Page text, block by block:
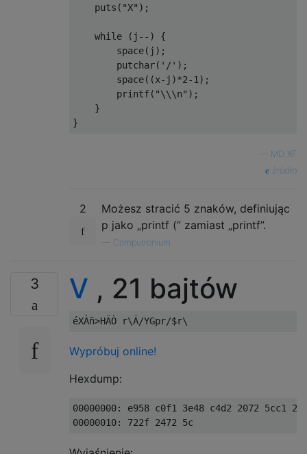
    puts
( "X" );
while ( j --)
{
        space
( j );
        putchar
( '/' );
        space
((x- j )*2-1);
        printf
( "\\\n" );
}
}
MD XF
źródło
2
Możesz stracić 5 znaków, definiując
p jako „printf (” zamiast „printf”.
Computronium
3 V , 21 bajtów
Wypróbuj online!
Hexdump:
00000000: e958 c0f1 3e48 c4d2 2072 5cc1